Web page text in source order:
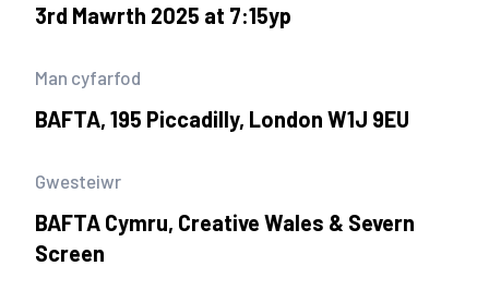
3rd Mawrth 2025 at 7:15yp
Man cyfarfod
BAFTA, 195 Piccadilly, London W1J 9EU
Gwesteiwr
BAFTA Cymru, Creative Wales & Severn
Screen